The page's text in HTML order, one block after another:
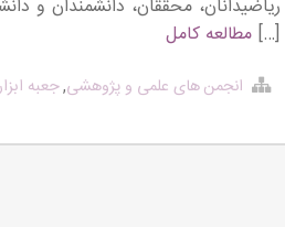
[…] مطالعه کامل
انجمن های علمی و پژوهشی,جعبه